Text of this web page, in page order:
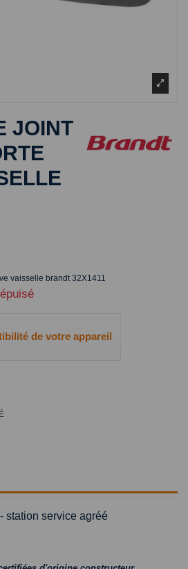
JOINT
vaisselle brandt 32X1411
de votre appareil
- station service agréé